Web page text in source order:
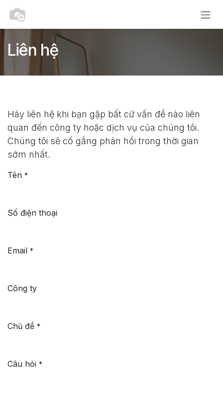
Liên hệ
Hãy liên hệ khi bạn gặp bất cứ vấn đề nào liên
quan đến công ty hoặc dịch vụ của chúng tôi.
Chúng tôi sẽ cố gắng phản hồi trong thời gian
sớm nhất.
Tên *
Số điện thoại
Email *
Công ty
Chủ đề *
Câu hỏi *